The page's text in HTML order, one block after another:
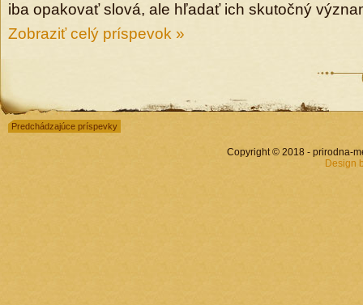
iba opakovať slová, ale hľadať ich skutočný
Zobraziť celý príspevok »
Predchádzajúce príspevky
Copyright © 2018 - prirodna-
Design